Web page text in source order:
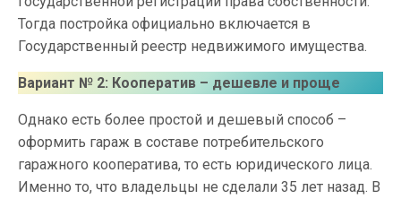
Тогда постройка официально включается в
Государственный реестр недвижимого имущества.
Вариант № 2: Кооператив – дешевле и проще
Однако есть более простой и дешевый способ –
оформить гараж в составе потребительского
гаражного кооператива, то есть юридического лица.
Именно то, что владельцы не сделали 35 лет назад. В